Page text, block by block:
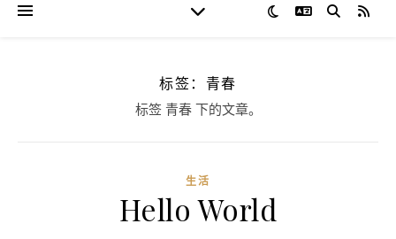
切换语言RSS
标签：青春
标签 青春 下的文章。
生活
Hello World